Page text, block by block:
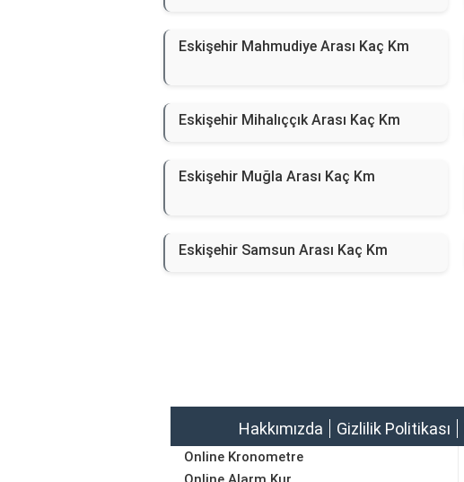
Eskişehir Mahmudiye Arası Kaç Km
Eskişehir Mihalıççık Arası Kaç Km
Eskişehir Muğla Arası Kaç Km
Eskişehir Samsun Arası Kaç Km
Hakkımızda Gizlilik Politikası
Online Kronometre